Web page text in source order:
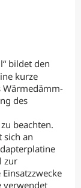
bildet den
kurze
Wärmedämm-
des
beachten.
sich an
zur
verwendet